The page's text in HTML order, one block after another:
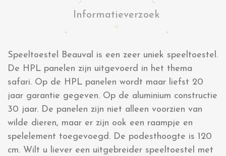
Informatieverzoek
Speeltoestel Beauval is een zeer uniek speeltoestel.
De HPL panelen zijn uitgevoerd in het thema
safari. Op de HPL panelen wordt maar liefst 20
jaar garantie gegeven. Op de aluminium constructie
30 jaar. De panelen zijn niet alleen voorzien van
wilde dieren, maar er zijn ook een raampje en
spelelement toegevoegd. De podesthoogte is 120
cm. Wilt u liever een uitgebreider speeltoestel met